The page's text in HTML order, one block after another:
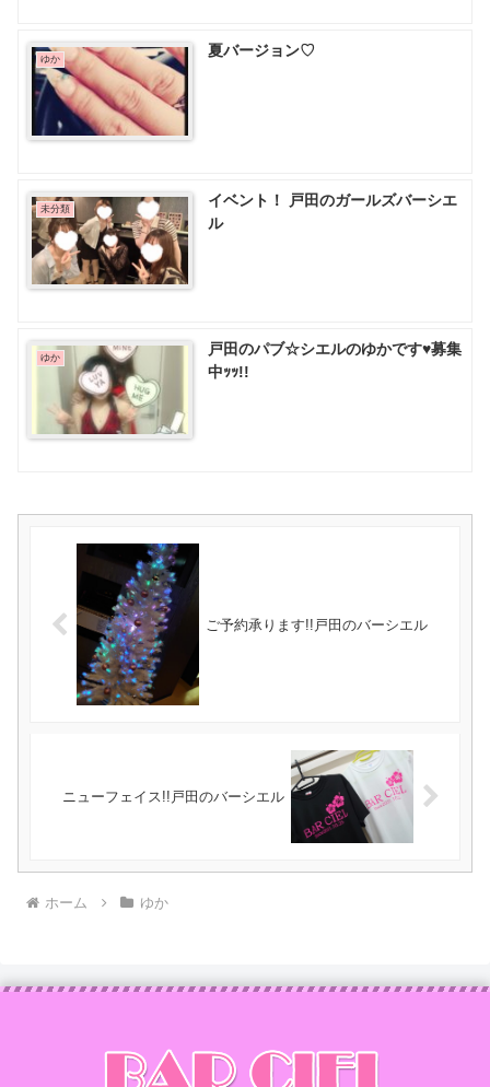
ゆか 夏バージョン♡
未分類
イベント！ 戸田のガールズバーシエ
ル
ゆか
戸田のパブ☆シエルのゆかです♥️募集
中ｯｯ!!
ご予約承ります!!戸田のバーシエル
ニューフェイス!!戸田のバーシエル
ホーム ゆか